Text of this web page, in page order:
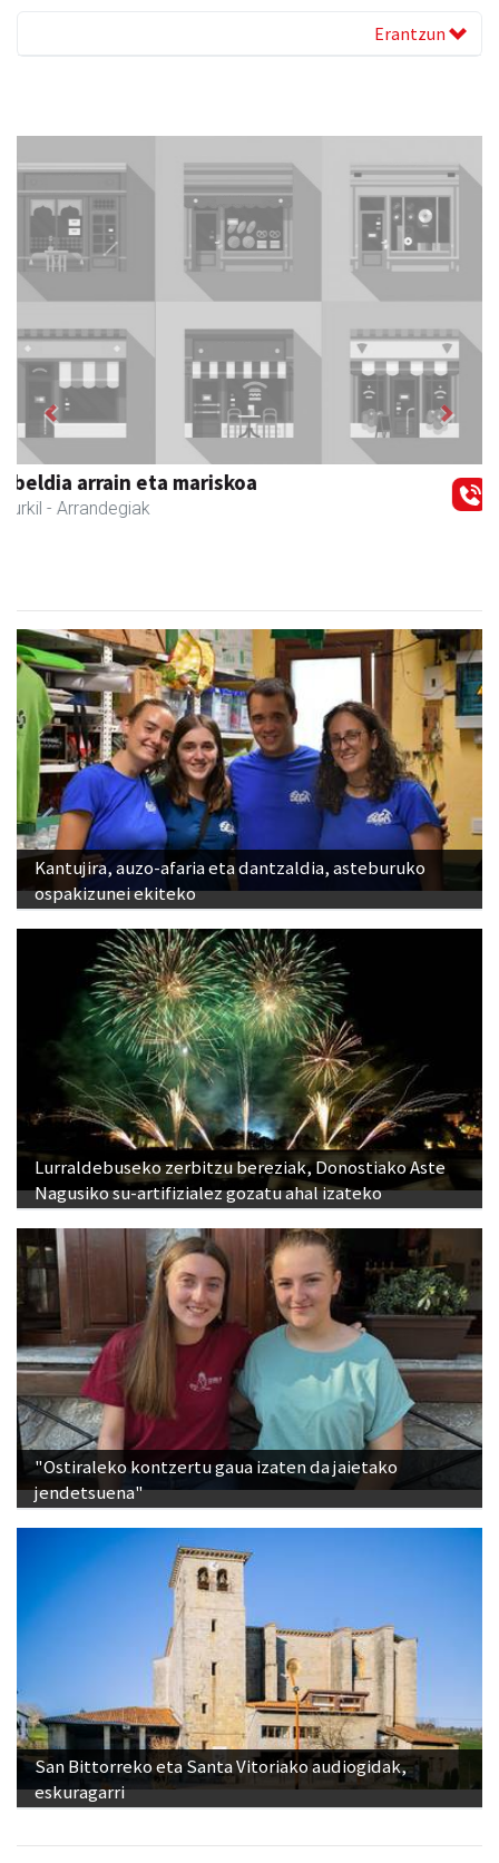
Erantzun
Joxean harategia
Zizurkil - Harategiak
Previous Next
Kantujira, auzo-afaria eta dantzaldia, asteburuko
ospakizunei ekiteko
Lurraldebuseko zerbitzu bereziak, Donostiako Aste
Nagusiko su-artifizialez gozatu ahal izateko
"Ostiraleko kontzertu gaua izaten da jaietako
jendetsuena"
San Bittorreko eta Santa Vitoriako audiogidak,
eskuragarri